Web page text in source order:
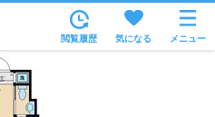
沿線・駅から
住所から
閲覧履歴 気になる メニュー